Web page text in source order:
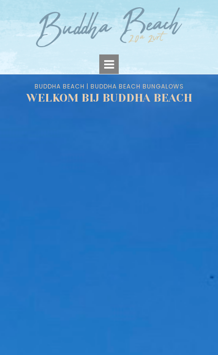
BUDDHA BEACH | BUDDHA BEACH BUNGALOWS
WELKOM BIJ BUDDHA BEACH